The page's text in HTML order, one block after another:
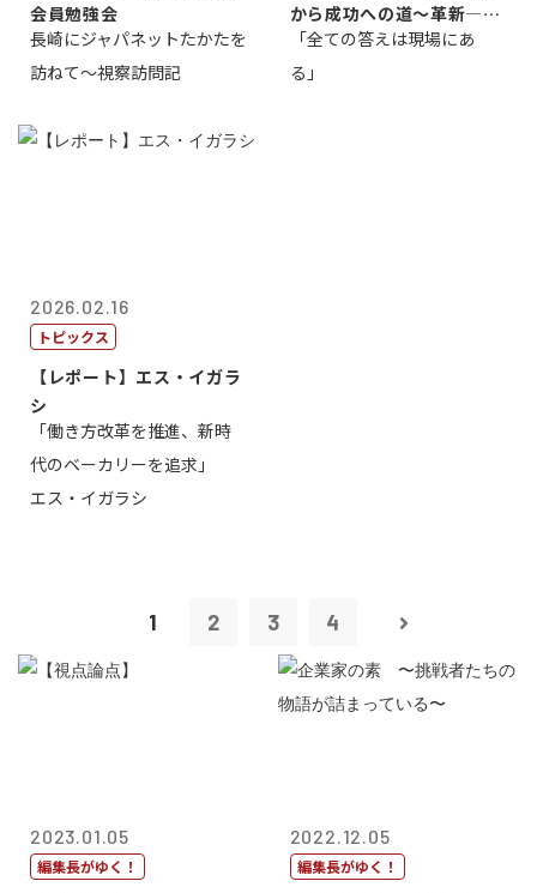
会員勉強会
長崎にジャパネットたかたを
訪ねて～視察訪問記
から成功への道～革新―挑
戦の先にある...
「全ての答えは現場にあ
る」
2026.02.16
トピックス
【レポート】エス・イガラ
シ
「働き方改革を推進、新時
代のベーカリーを追求」
エス・イガラシ
1 2 3 4
2023.01.05
編集長がゆく！
2022.12.05
編集長がゆく！